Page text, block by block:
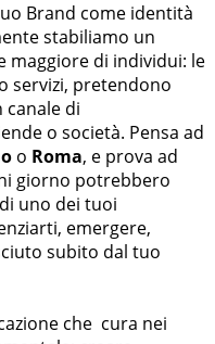
Brand come identità
stabiliamo un
maggiore di individui: le
servizi, pretendono
di
o società. Pensa ad
o Roma, e prova ad
giorno potrebbero
uno dei tuoi
emergere,
subito dal tuo
che cura nei